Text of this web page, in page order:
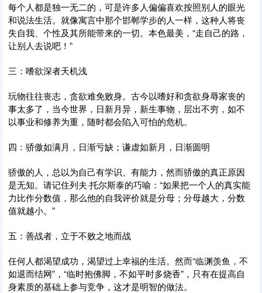
每个人都是独一无二的，可是许多人偏偏喜欢按照别人的眼光
和说法生活。就像寓言中那个邯郸学步的人一样，这种人将丧
失自我、个性及其所能带来的一切。本色最美，“走自己的路，
让别人去说吧！”
三：嗜欲深者天机浅
玩物往往丧志，贪欲难免败身。古今以嗜好和贪欲身辱家丧的
事太多了，当今世界，日新月异，新生事物，层出不穷，如不
以事业和修养为重，随时都会陷入可怕的危机。
四：骄傲如满月，日渐亏缺；谦虚如新月，日渐圆明
骄傲的人，总以为自己有学识、有能力，然而骄傲的真正原因
是无知。请记住列夫·托尔斯泰的巧喻：“如果把一个人的真实能
力比作分数值，那么他的自我评价就是分母；分母越大，分数
值就越小。”
五：善战者，立于不败之地而战
任何人都渴望成功，渴望过上幸福的生活。然而“临渊羡鱼，不
如退而结网”，“临时抱佛脚，不如平时多烧香”，只有在提高自
身素质的基础上参与竞争，这才是明智的做法。